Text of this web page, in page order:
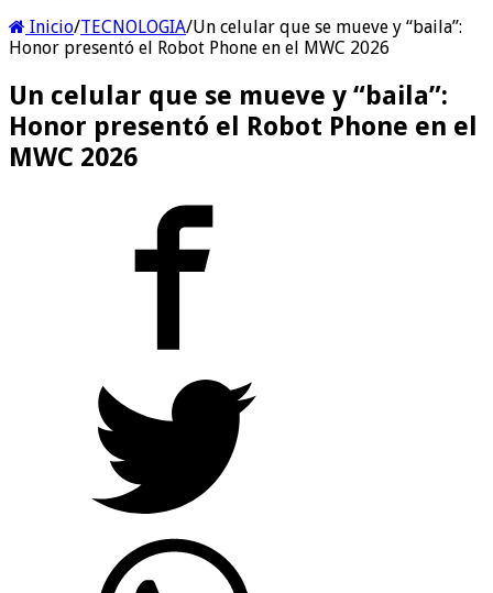
Inicio/TECNOLOGIA/Un celular que se mueve y “baila”:
Honor presentó el Robot Phone en el MWC 2026
Un celular que se mueve y “baila”:
Honor presentó el Robot Phone en el
MWC 2026